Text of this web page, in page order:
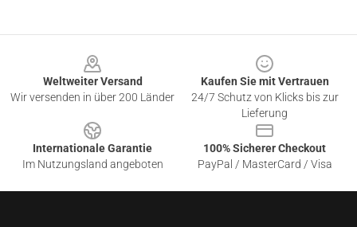
Weltweiter Versand
Wir versenden in über 200 Länder
Kaufen Sie mit Vertrauen
24/7 Schutz von Klicks bis zur
Lieferung
Internationale Garantie
Im Nutzungsland angeboten
100% Sicherer Checkout
PayPal / MasterCard / Visa